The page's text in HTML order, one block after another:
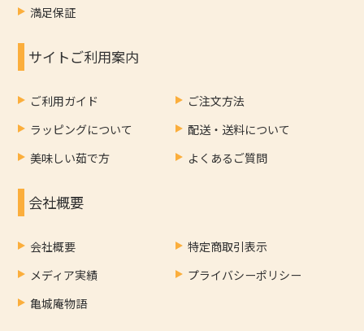
満足保証
サイトご利用案内
ご利用ガイド
ご注文方法
ラッピングについて
配送・送料について
美味しい茹で方
よくあるご質問
会社概要
会社概要
特定商取引表示
メディア実績
プライバシーポリシー
亀城庵物語